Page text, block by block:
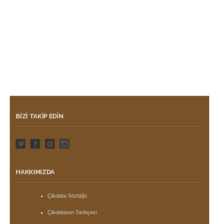
BIZI TAKIP EDIN
HAKKIMIZDA
Çikolata Sözlüğü
Çikolatanın Tarihçesi